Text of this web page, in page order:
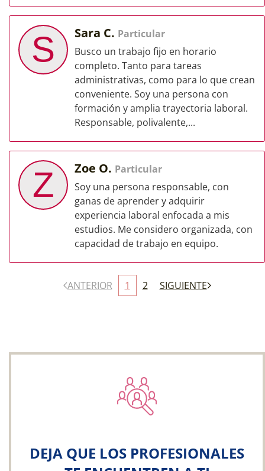
S Sara C. Particular
Busco un trabajo fijo en horario
completo. Tanto para tareas
administrativas, como para lo que crean
conveniente. Soy una persona con
formación y amplia trayectoria laboral.
Responsable, polivalente,...
Z Zoe O. Particular
Soy una persona responsable, con
ganas de aprender y adquirir
experiencia laboral enfocada a mis
estudios. Me considero organizada, con
capacidad de trabajo en equipo.
ANTERIOR 1 2 SIGUIENTE
DEJA QUE LOS PROFESIONALES